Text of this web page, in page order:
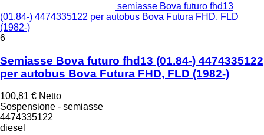
semiasse Bova futuro fhd13
(01.84-) 4474335122 per autobus Bova Futura FHD, FLD
(1982-)
6
Semiasse Bova futuro fhd13 (01.84-) 4474335122
per autobus Bova Futura FHD, FLD (1982-)
100,81 € Netto
Sospensione - semiasse
4474335122
diesel